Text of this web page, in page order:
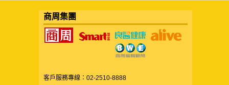
商周集團
客戶服務專線：02-2510-8888